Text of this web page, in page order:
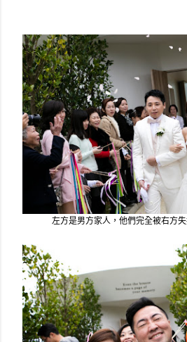
左方是男方家人，他們完全被右方